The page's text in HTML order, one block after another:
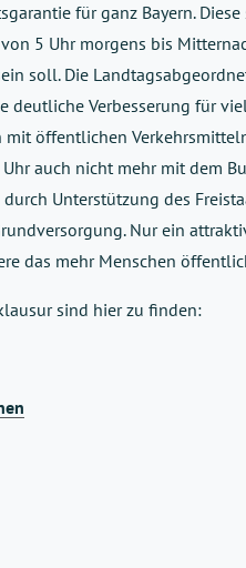
für ganz Bayern.
5 Uhr morgens bis
soll. Die
deutliche Verbesserung für
mit öffentlichen
auch nicht mehr mit dem
Unterstützung des
Nur ein
das mehr Menschen
sind hier zu finden: